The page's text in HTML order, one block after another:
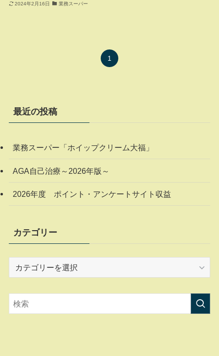
2024年2月16日 業務スーパー
1
最近の投稿
業務スーパー「ホイップクリーム大福」
AGA自己治療～2026年版～
2026年度 ポイント・アンケートサイト収益
カテゴリー
リ
ー